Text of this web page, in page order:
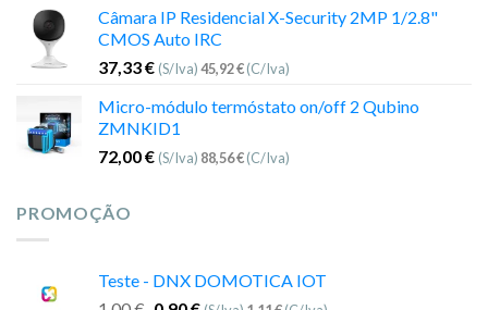
Câmara IP Residencial X-Security 2MP 1/2.8"
CMOS Auto IRC
37,33€ (S/Iva)45,92€(C/Iva)
Micro-módulo termóstato on/off 2 Qubino
ZMNKID1
72,00€ (S/Iva) 88,56€(C/Iva)
PROMOÇÃO
Teste - DNX DOMOTICA IOT